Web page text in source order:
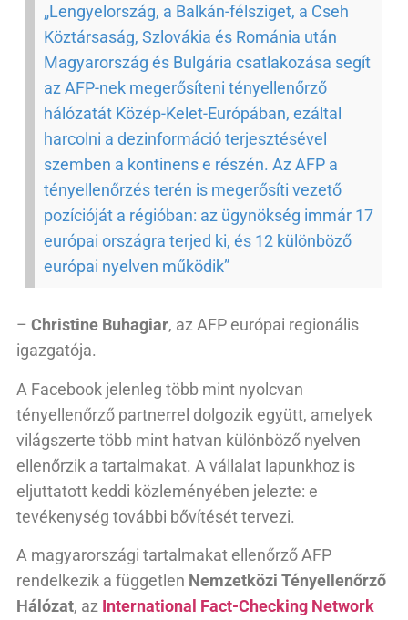
„Lengyelország, a Balkán-félsziget, a Cseh
Köztársaság, Szlovákia és Románia után
Magyarország és Bulgária csatlakozása segít
az AFP-nek megerősíteni tényellenőrző
hálózatát Közép-Kelet-Európában, ezáltal
harcolni a dezinformáció terjesztésével
szemben a kontinens e részén. Az AFP a
tényellenőrzés terén is megerősíti vezető
pozícióját a régióban: az ügynökség immár 17
európai országra terjed ki, és 12 különböző
európai nyelven működik”
– Christine Buhagiar, az AFP európai regionális
igazgatója.
A Facebook jelenleg több mint nyolcvan
tényellenőrző partnerrel dolgozik együtt, amelyek
világszerte több mint hatvan különböző nyelven
ellenőrzik a tartalmakat. A vállalat lapunkhoz is
eljuttatott keddi közleményében jelezte: e
tevékenység további bővítését tervezi.
A magyarországi tartalmakat ellenőrző AFP
rendelkezik a független Nemzetközi Tényellenőrző
Hálózat, az International Fact-Checking Network